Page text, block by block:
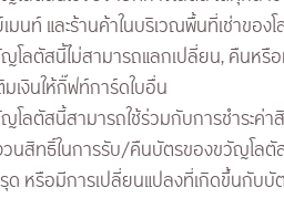
มนท์ และร้านค้าในบริเวณพื้นที่เช่าของ
โลตัสนี้ไม่สามารถแลกเปลี่ยน, คืนหรื
เงินให้กิ๊ฟท์การ์ดใบอื่น
โลตัสนี้สามารถใช้ร่วมกับการชำระค่
วนสิทธิ์ในการรับ/คืนบัตรของขวัญโล
หรือมีการเปลี่ยนแปลงที่เกิดขึ้นกับ